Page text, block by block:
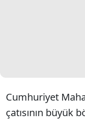
Cumhuriyet
çatısının büyük